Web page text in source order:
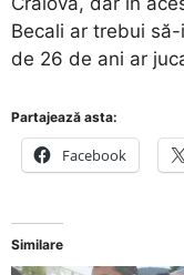
Becali ar trebui
de 26 de ani ar
Partajează asta:
Facebook
Similare